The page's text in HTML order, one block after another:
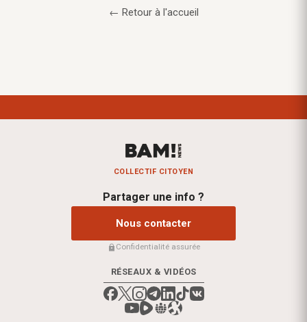
← Retour à l'accueil
COLLECTIF CITOYEN
Partager une info ?
Nous contacter
Confidentialité assurée
RÉSEAUX & VIDÉOS